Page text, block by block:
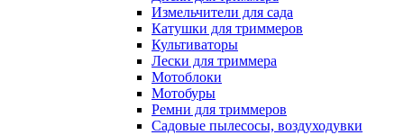
Измельчители для сада
Катушки для триммеров
Культиваторы
Лески для триммера
Мотоблоки
Мотобуры
Ремни для триммеров
Садовые пылесосы, воздуходувки